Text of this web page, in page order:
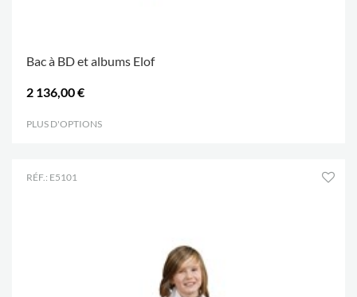
Bac à BD et albums Elof
2 136,00 €
PLUS D'OPTIONS
RÉF.: E5101